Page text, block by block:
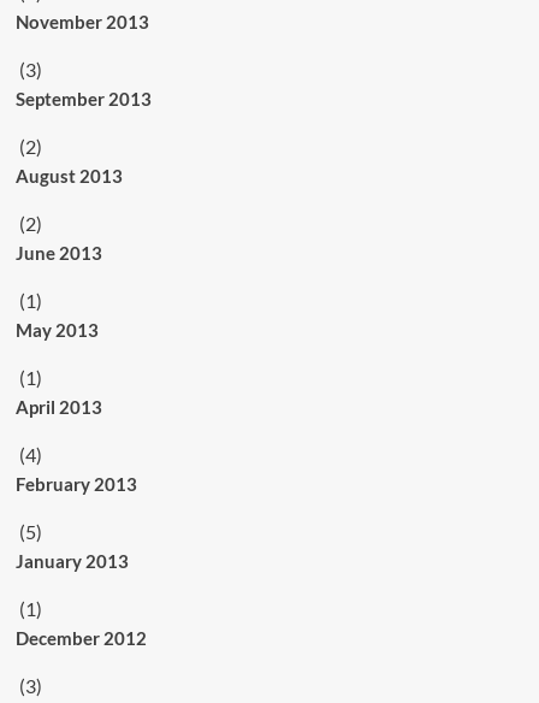
November 2013
(3)
September 2013
(2)
August 2013
(2)
June 2013
(1)
May 2013
(1)
April 2013
(4)
February 2013
(5)
January 2013
(1)
December 2012
(3)